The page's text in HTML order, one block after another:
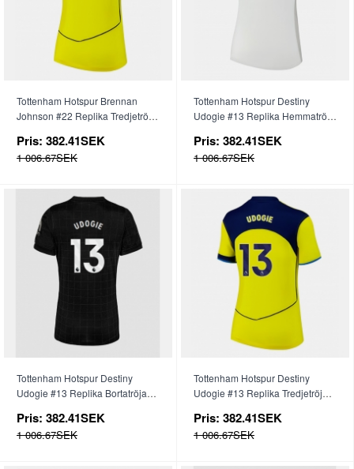
Tottenham Hotspur Brennan
Johnson #22 Replika Tredjetröja
Pris: 382.41SEK
1 006.67SEK
Tottenham Hotspur Destiny
Udogie #13 Replika Hemmatröja
Pris: 382.41SEK
1 006.67SEK
Tottenham Hotspur Destiny
Udogie #13 Replika Bortatröja
Pris: 382.41SEK
1 006.67SEK
Tottenham Hotspur Destiny
Udogie #13 Replika Tredjetröja
Pris: 382.41SEK
1 006.67SEK